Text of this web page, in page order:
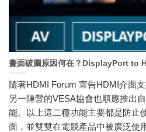
畫面破圖原因何在？DisplayPort to
隨著HDMI Forum 宣告HDMI介面
另一陣營的VESA協會也順應推出
能。以上這二種功能主要都是防止
面，並雙雙在電競產品中被廣泛使